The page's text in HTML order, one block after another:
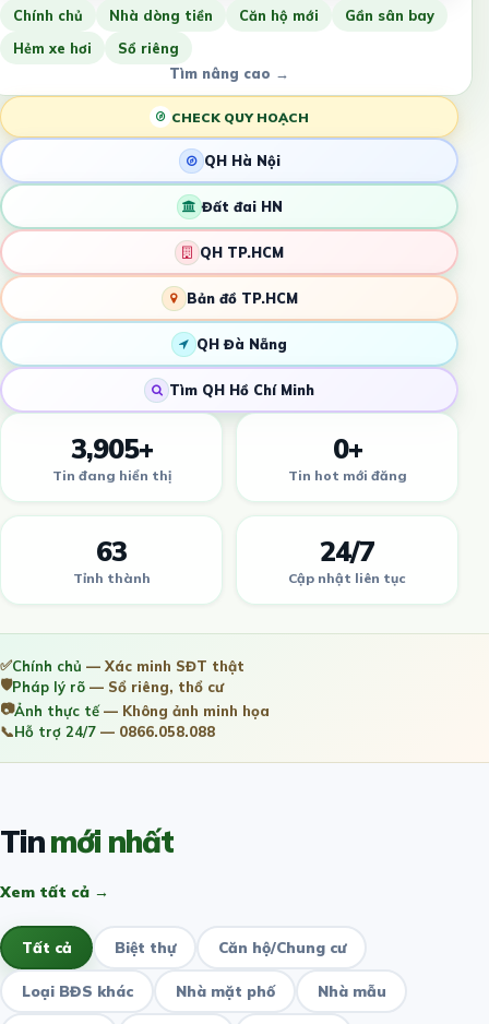
Chính chủ Nhà dòng tiền Căn hộ mới
Gần sân bay
Hẻm xe hơi
Sổ riêng
Tìm nâng cao →
CHECK QUY HOẠCH
QH Hà Nội
Đất đai HN
QH TP.HCM
Bản đồ TP.HCM
QH Đà Nẵng
Tìm QH Hồ Chí Minh
3,905+
Tin đang hiển thị
0+
Tin hot mới đăng
63
Tỉnh thành
24/7
Cập nhật liên tục
✅Chính chủ — Xác minh SĐT thật
🛡️Pháp lý rõ — Sổ riêng, thổ cư
📷Ảnh thực tế— Không ảnh minh họa
📞Hỗ trợ 24/7 — 0866.058.088
Tinmới nhất
Xem tất cả →
Tất cả Biệt thự Căn hộ/Chung cư
Loại BĐS khác Nhà mặt phố Nhà mẫu